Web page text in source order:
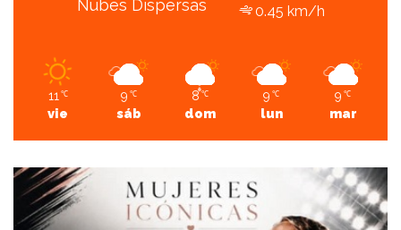
Nubes Dispersas
0.45 km/h
11 ℃
vie
9 ℃
sáb
8 ℃
dom
9 ℃
lun
9 ℃
mar